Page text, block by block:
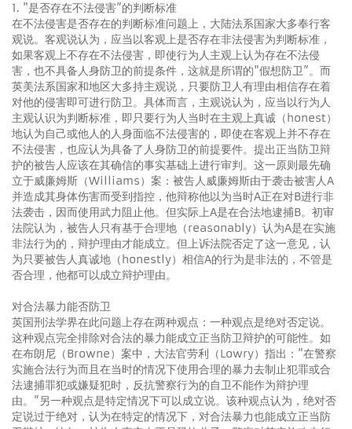
1. "是否存在不法侵害”的判断标准
在不法侵害是否存在的判断标准问题上，大陆法系国家大多奉行客
观说。客观说认为，应当以客观上是否存在非法侵害为判断标准，
如果客观上不存在不法侵害，即使行为人主观上认为存在不法侵
害，也不具备人身防卫的前提条件，这就是所谓的"假想防卫”。而
英美法系国家和地区大多持主观说，只要防卫人有理由相信存在着
对他的侵害即可进行防卫。具体而言，主观说认为，应当以行为人
主观认识为判断标准，即只要行为人当时在主观上真诚（honest）
地认为自己或他人的人身面临不法侵害的，即使在客观上并不存在
不法侵害，也应认为具备了人身防卫的前提要件。提出正当防卫辩
护的被告人应该在其确信的事实基础上进行审判。这一原则最先确
立于威廉姆斯（Williams）案：被告人威廉姆斯由于袭击被害人A
并造成其身体伤害而受到指控，他辩称他以为当时A正在对B进行非
法袭击，因而使用武力阻止他。但实际上A是在合法地逮捕B。初审
法院认为，被告人只有基于合理地（reasonably）认为A是在实施
非法行为的，辩护理由才能成立。但上诉法院否定了这一意见，认
为只要被告人真诚地（honestly）相信A的行为是非法的，不管是
否合理，他都可以成立辩护理由。
对合法暴力能否防卫
英国刑法学界在此问题上存在两种观点：一种观点是绝对否定说。
这种观点完全排除对合法的暴力能成立正当防卫辩护的可能性。如
在布朗尼（Browne）案中，大法官劳利（Lowry）指出："在警察
实施合法行为而且在当时的情况下使用合理的暴力去制止犯罪或合
法逮捕罪犯或嫌疑犯时，反抗警察行为的自卫不能作为辩护理
由。”另一种观点是特定情况下可以成立说。该种观点认为，绝对否
定说过于绝对，认为在特定的情况下，对合法暴力也能成立正当防